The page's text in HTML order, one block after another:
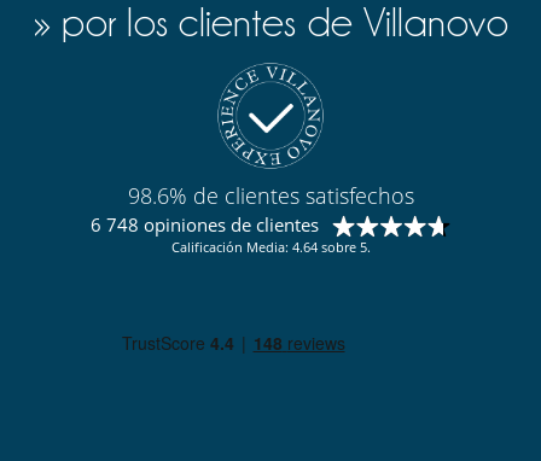
» por los clientes de Villanovo
98.6% de clientes satisfechos
6 748 opiniones de clientes
Calificación Media: 4.64 sobre 5.